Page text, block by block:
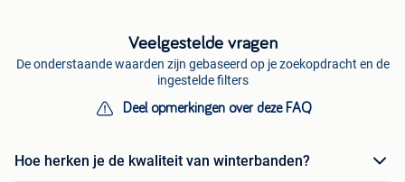
Veelgestelde vragen
De onderstaande waarden zijn gebaseerd op je zoekopdracht en de
ingestelde filters
Deel opmerkingen over deze FAQ
Hoe herken je de kwaliteit van winterbanden?